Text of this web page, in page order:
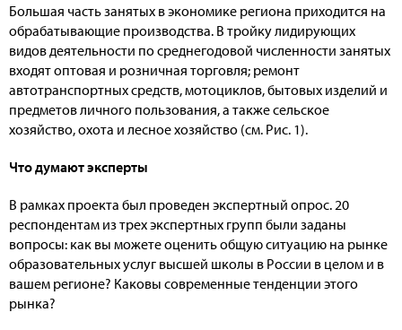
Большая часть занятых в экономике региона приходится на
обрабатывающие производства. В тройку лидирующих
видов деятельности по среднегодовой численности занятых
входят оптовая и розничная торговля; ремонт
автотранспортных средств, мотоциклов, бытовых изделий и
предметов личного пользования, а также сельское
хозяйство, охота и лесное хозяйство (см. Рис. 1).
Что думают эксперты
В рамках проекта был проведен экспертный опрос. 20
респондентам из трех экспертных групп были заданы
вопросы: как вы можете оценить общую ситуацию на рынке
образовательных услуг высшей школы в России в целом и в
вашем регионе? Каковы современные тенденции этого
рынка?